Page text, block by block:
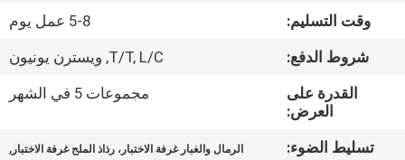
اتصل
وقت التسليم:
5-8 عمل يوم
شروط الدفع:
T/T, L/C, ويسترن يونيون
القدرة على
العرض:
مجموعات 5 في الشهر
تسليط الضوء: الرمال والغبار غرفة الاختبار، رذاذ الملح غرفة الاختبار ,